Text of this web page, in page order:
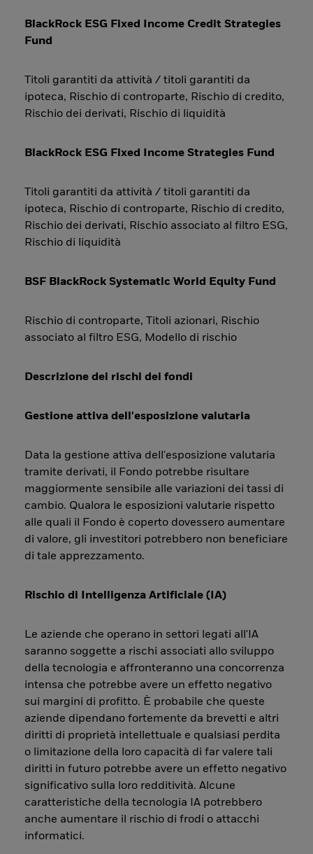
BlackRock ESG Fixed Income Credit Strategies
Fund
Titoli garantiti da attività / titoli garantiti da
ipoteca, Rischio di controparte, Rischio di credito,
Rischio dei derivati, Rischio di liquidità
BlackRock ESG Fixed Income Strategies Fund
Titoli garantiti da attività / titoli garantiti da
ipoteca, Rischio di controparte, Rischio di credito,
Rischio dei derivati, Rischio associato al filtro ESG,
Rischio di liquidità
BSF BlackRock Systematic World Equity Fund
Rischio di controparte, Titoli azionari, Rischio
associato al filtro ESG, Modello di rischio
Descrizione dei rischi dei fondi
Gestione attiva dell'esposizione valutaria
Data la gestione attiva dell'esposizione valutaria
tramite derivati, il Fondo potrebbe risultare
maggiormente sensibile alle variazioni dei tassi di
cambio. Qualora le esposizioni valutarie rispetto
alle quali il Fondo è coperto dovessero aumentare
di valore, gli investitori potrebbero non beneficiare
di tale apprezzamento.
Rischio di Intelligenza Artificiale (IA)
Le aziende che operano in settori legati all'IA
saranno soggette a rischi associati allo sviluppo
della tecnologia e affronteranno una concorrenza
intensa che potrebbe avere un effetto negativo
sui margini di profitto. È probabile che queste
aziende dipendano fortemente da brevetti e altri
diritti di proprietà intellettuale e qualsiasi perdita
o limitazione della loro capacità di far valere tali
diritti in futuro potrebbe avere un effetto negativo
significativo sulla loro redditività. Alcune
caratteristiche della tecnologia IA potrebbero
anche aumentare il rischio di frodi o attacchi
informatici.